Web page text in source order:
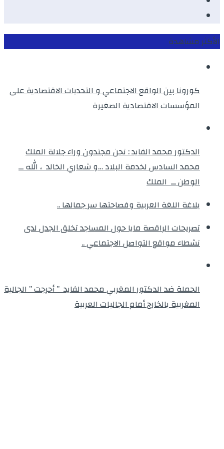
الأكثر مشاهدة
كورونا بين الواقع الاجتماعي و التحديات الاقتصادية على
المؤسسات الاقتصادية الصغيرة
الدكتور محمد الفايد : نحن مجندون وراء جلالة الملك
محمد السادس لخدمة البلاد …و شعاري الخالد ، الله ــ
الوطن ــ الملك
بلاغة اللغة العربية وفصاحتها سر جمالها ..
تصريحات الراقصة مايا حول المساجد تخلق الجدل لدى
نشطاء مواقع التواصل الاجتماعي ..
الحملة ضد الدكتور المغربي محمد الفايد ” أحرجت ” الجالية
المغربية بالخارج أمام الجاليات العربية